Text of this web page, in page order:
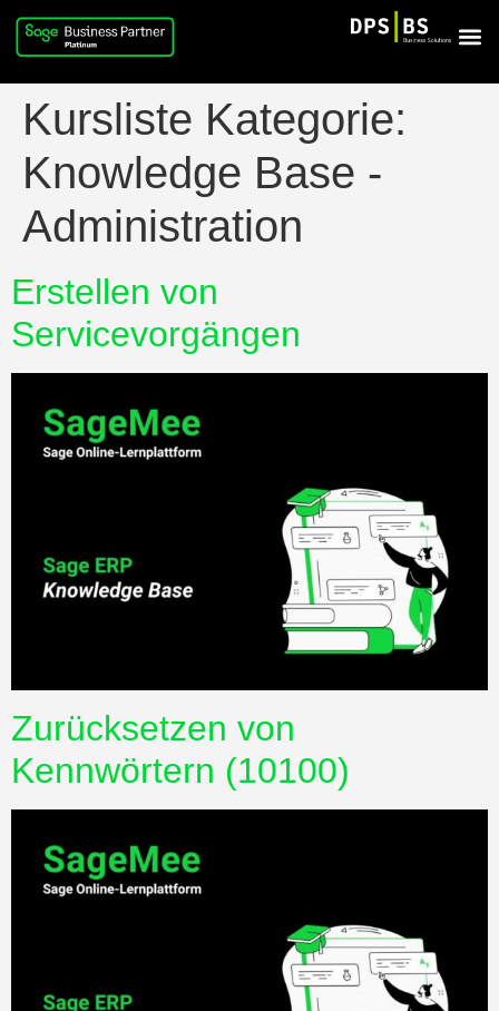
Kursliste Kategorie:
Knowledge Base -
Administration
Erstellen von
Servicevorgängen
Zurücksetzen von
Kennwörtern (10100)